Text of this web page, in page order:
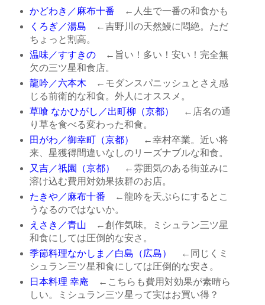
かどわき／麻布十番 ←人生で一番の和食かも
くろぎ／湯島 ←吉野川の天然鰻に悶絶。ただ
ちょっと割高。
温味／すすきの←旨い！多い！安い！完全無
欠の三ツ星和食店。
龍吟／六本木 ←モダンスパニッシュとさえ感
じる前衛的な和食。外人にオススメ。
草喰 なかひがし／出町柳（京都）
←店名の通
り草を食べる変わった和食。
田がわ／御幸町（京都）
←幸村卒業。近い将
来、星獲得間違いなしのリーズナブルな和食。
又吉／祇園（京都）
←雰囲気のある街並みに
溶け込む費用対効果抜群のお店。
たきや／麻布十番 ←龍吟を天ぷらにするとこ
うなるのではないか。
えさき／青山 ←創作気味。ミシュラン三ツ星
和食にしては圧倒的な安さ。
季節料理なかしま／白島（広島）
←同じくミ
シュラン三ツ星和食にしては圧倒的な安さ。
日本料理 幸庵 ←こちらも費用対効果が素晴ら
しい。ミシュラン三ツ星って実はお買い得？